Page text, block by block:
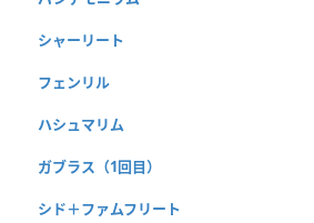
シャーリート
フェンリル
ハシュマリム
ガブラス（1回目）
シド＋ファムフリート